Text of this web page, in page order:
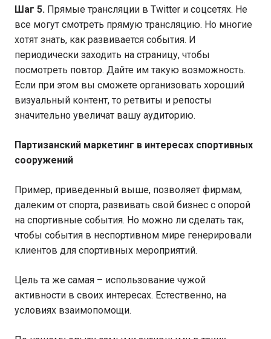
Шаг 5. Прямые трансляции в Twitter и соцсетях. Не
все могут смотреть прямую трансляцию. Но многие
хотят знать, как развивается события. И
периодически заходить на страницу, чтобы
посмотреть повтор. Дайте им такую возможность.
Если при этом вы сможете организовать хороший
визуальный контент, то ретвиты и репосты
значительно увеличат вашу аудиторию.
Партизанский маркетинг в интересах спортивных
сооружений
Пример, приведенный выше, позволяет фирмам,
далеким от спорта, развивать свой бизнес с опорой
на спортивные события. Но можно ли сделать так,
чтобы события в неспортивном мире генерировали
клиентов для спортивных мероприятий.
Цель та же самая – использование чужой
активности в своих интересах. Естественно, на
условиях взаимопомощи.